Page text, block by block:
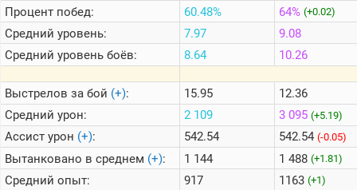
Процент побед:
Средний уровень:
Средний уровень боёв:
Выстрелов за бой (+):
Средний урон:
Ассист урон (+):
Вытанковано в среднем (+):
Средний опыт:
60.48%
7.97
8.64
15.95
2 109
542.54
1 144
917
64% (+0.02)
9.08
10.26
12.36
3 095 (+5.19)
542.54 (-0.05)
1 488 (+1.81)
1163 (+1)